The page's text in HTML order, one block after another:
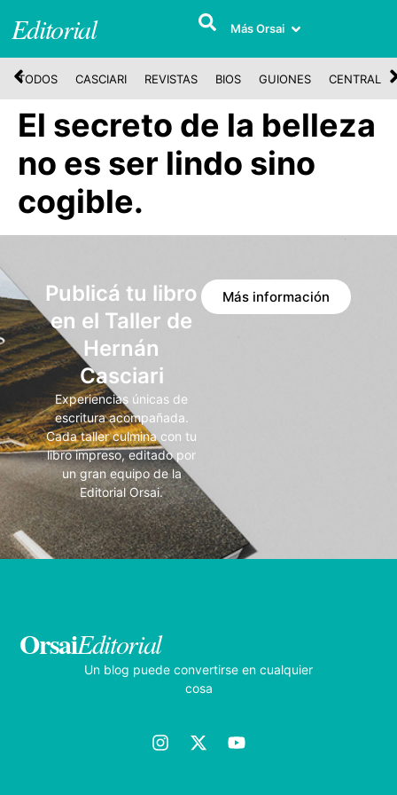
Editorial Más Orsai
TODOS CASCIARI REVISTAS BIOS GUIONES CENTRAL
El secreto de la belleza
no es ser lindo sino
cogible.
Publicá tu libro
en el Taller de
Hernán
Casciari
Experiencias únicas de
escritura acompañada.
Cada taller culmina con tu
libro impreso, editado por
un gran equipo de la
Editorial Orsai.
Más información
OrsaiEditorial
Un blog puede convertirse en cualquier
cosa